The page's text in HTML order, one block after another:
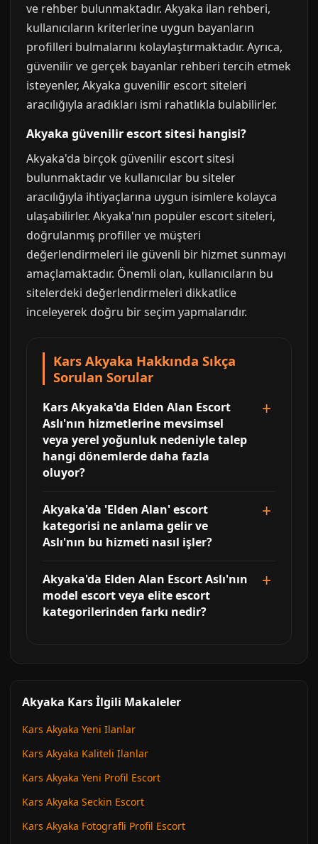
ve rehber bulunmaktadır. Akyaka ilan rehberi,
kullanıcıların kriterlerine uygun bayanların
profilleri bulmalarını kolaylaştırmaktadır. Ayrıca,
güvenilir ve gerçek bayanlar rehberi tercih etmek
isteyenler, Akyaka guvenilir escort siteleri
aracılığıyla aradıkları ismi rahatlıkla bulabilirler.
Akyaka güvenilir escort sitesi hangisi?
Akyaka'da birçok güvenilir escort sitesi
bulunmaktadır ve kullanıcılar bu siteler
aracılığıyla ihtiyaçlarına uygun isimlere kolayca
ulaşabilirler. Akyaka'nın popüler escort siteleri,
doğrulanmış profiller ve müşteri
değerlendirmeleri ile güvenli bir hizmet sunmayı
amaçlamaktadır. Önemli olan, kullanıcıların bu
sitelerdeki değerlendirmeleri dikkatlice
inceleyerek doğru bir seçim yapmalarıdır.
Kars Akyaka Hakkında Sıkça
Sorulan Sorular
Kars Akyaka'da Elden Alan Escort
Aslı'nın hizmetlerine mevsimsel
veya yerel yoğunluk nedeniyle talep
hangi dönemlerde daha fazla
oluyor?
Akyaka'da 'Elden Alan' escort
kategorisi ne anlama gelir ve
Aslı'nın bu hizmeti nasıl işler?
Akyaka'da Elden Alan Escort Aslı'nın
model escort veya elite escort
kategorilerinden farkı nedir?
Akyaka Kars İlgili Makaleler
Kars Akyaka Yeni Ilanlar
Kars Akyaka Kaliteli Ilanlar
Kars Akyaka Yeni Profil Escort
Kars Akyaka Seckin Escort
Kars Akyaka Fotografli Profil Escort